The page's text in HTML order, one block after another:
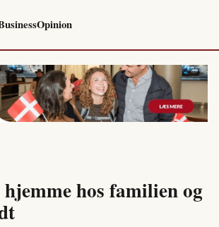
Opinion
hos familien og